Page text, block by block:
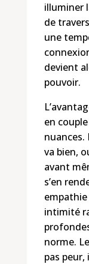
illuminer
de
une
devient
pouvoir.
en
nuances.
va bien,
avant
s’en
intimité
norme.
pas peur,